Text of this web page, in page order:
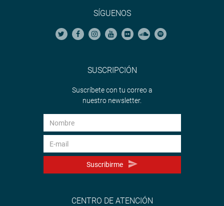
SÍGUENOS
SUSCRIPCIÓN
Suscríbete con tu correo a
nuestro newsletter.
Suscribirme
CENTRO DE ATENCIÓN